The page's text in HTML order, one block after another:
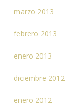
marzo 2013
febrero 2013
enero 2013
diciembre 2012
enero 2012